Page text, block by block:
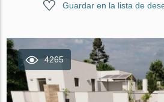
Guardar en la lista de
4265